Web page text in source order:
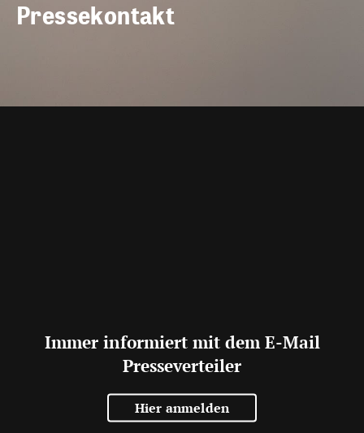
Pressekontakt
Immer informiert mit dem E-Mail
Presseverteiler
Hier anmelden